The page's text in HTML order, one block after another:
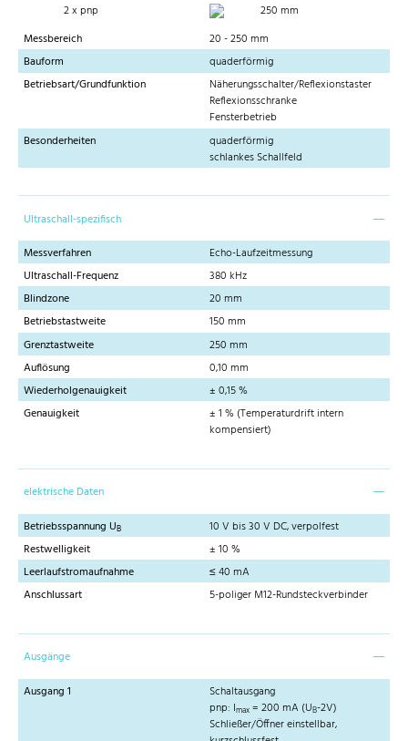
2 x pnp
250 mm
Messbereich
20 - 250 mm
Bauform
quaderförmig
Betriebsart/Grundfunktion
Näherungsschalter/Reflexionstaster
Reflexionsschranke
Fensterbetrieb
Besonderheiten
quaderförmig
schlankes Schallfeld
Ultraschall-spezifisch
Messverfahren
Echo-Laufzeitmessung
Ultraschall-Frequenz
380 kHz
Blindzone
20 mm
Betriebstastweite
150 mm
Grenztastweite
250 mm
Auflösung
0,10 mm
Wiederholgenauigkeit
± 0,15 %
Genauigkeit
± 1 % (Temperaturdrift intern
kompensiert)
elektrische Daten
Betriebsspannung UB
10 V bis 30 V DC, verpolfest
Restwelligkeit
± 10 %
Leerlaufstromaufnahme
≤ 40 mA
Anschlussart
5-poliger M12-Rundsteckverbinder
Ausgänge
Ausgang 1
Schaltausgang
pnp: Imax = 200 mA (UB-2V)
Schließer/Öffner einstellbar,